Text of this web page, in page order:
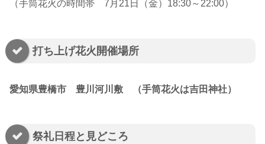
（手筒花火の時間帯 7月21日（金）18:30～22:00）
打ち上げ花火開催場所
愛知県豊橋市 豊川河川敷 （手筒花火は吉田神社）
祭礼日程と見どころ